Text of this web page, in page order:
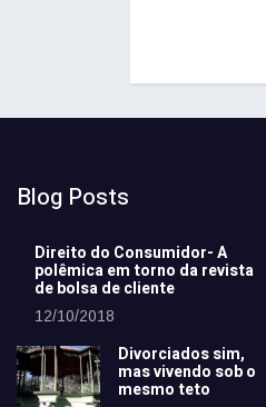
Blog Posts
Direito do Consumidor- A
polêmica em torno da revista
de bolsa de cliente
12/10/2018
Divorciados sim,
mas vivendo sob o
mesmo teto